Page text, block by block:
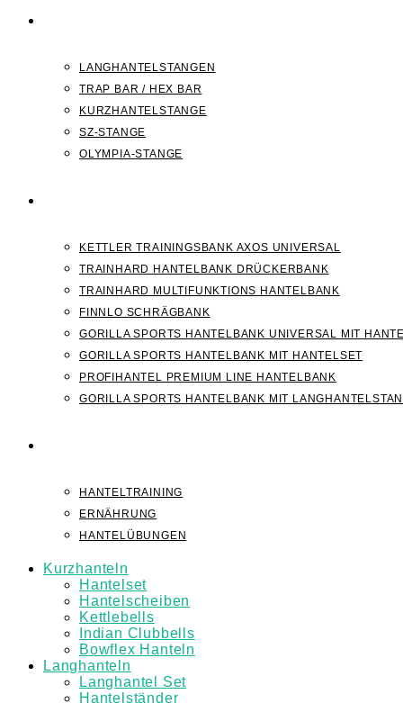
LANGHANTELSTANGEN
TRAP BAR / HEX BAR
KURZHANTELSTANGE
SZ-STANGE
OLYMPIA-STANGE
KETTLER TRAININGSBANK AXOS UNIVERSAL
TRAINHARD HANTELBANK DRÜCKERBANK
TRAINHARD MULTIFUNKTIONS HANTELBANK
FINNLO SCHRÄGBANK
GORILLA SPORTS HANTELBANK UNIVERSAL MIT
GORILLA SPORTS HANTELBANK MIT HANTELSET
PROFIHANTEL PREMIUM LINE HANTELBANK
GORILLA SPORTS HANTELBANK MIT
HANTELTRAINING
ERNÄHRUNG
HANTELÜBUNGEN
Kurzhanteln
Hantelset
Hantelscheiben
Kettlebells
Indian Clubbells
Bowflex Hanteln
Langhanteln
Langhantel Set
Hantelständer